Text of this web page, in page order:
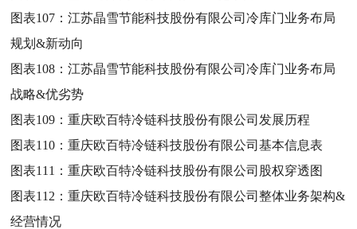
图表107：江苏晶雪节能科技股份有限公司冷库门业务布局
规划&新动向
图表108：江苏晶雪节能科技股份有限公司冷库门业务布局
战略&优劣势
图表109：重庆欧百特冷链科技股份有限公司发展历程
图表110：重庆欧百特冷链科技股份有限公司基本信息表
图表111：重庆欧百特冷链科技股份有限公司股权穿透图
图表112：重庆欧百特冷链科技股份有限公司整体业务架构&
经营情况